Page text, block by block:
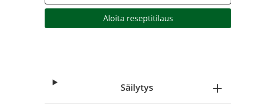
Aloita reseptitilaus
Säilytys